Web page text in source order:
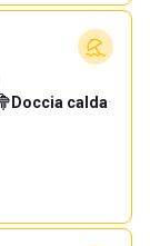
Doccia calda·